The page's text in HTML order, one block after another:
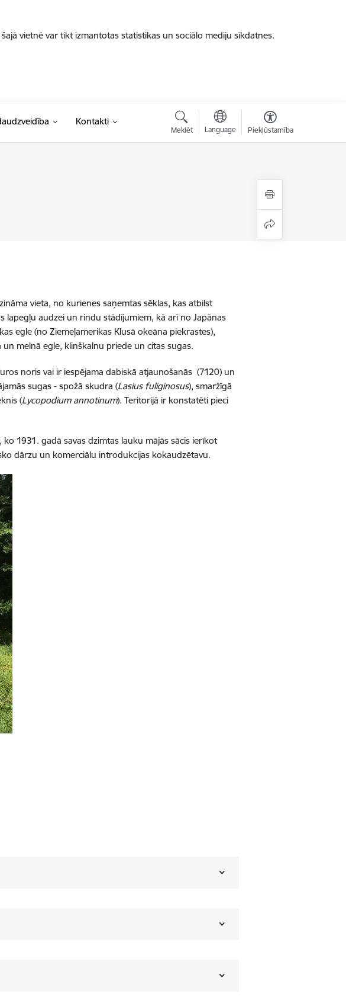
vietnē var tikt izmantotas statistikas un sociālo mediju sīkdatnes.
Kontakti
Meklēt Language Piekļūstamība
vieta, no kurienes saņemtas sēklas, kas atbilst
lapegļu audzei un rindu stādījumiem, kā arī no Japānas
egle (no Ziemeļamerikas Klusā okeāna piekrastes),
melnā egle, klinškalnu priede un citas sugas.
noris vai ir iespējama dabiskā atjaunošanās (7120) un
sugas - spožā skudra (Lasius fuliginosus), smaržīgā
(Lycopodium annotinum). Teritorijā ir konstatēti pieci
1931. gadā savas dzimtas lauku mājās sācis ierīkot
dārzu un komerciālu introdukcijas kokaudzētavu.